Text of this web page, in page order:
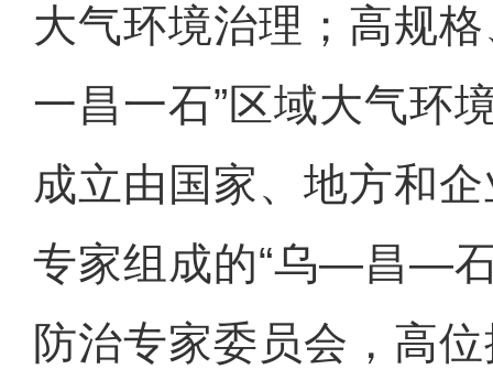
大气环境治理；高规
一昌一石”区域大气环
成立由国家、地方和
专家组成的“乌—昌—
防治专家委员会，高